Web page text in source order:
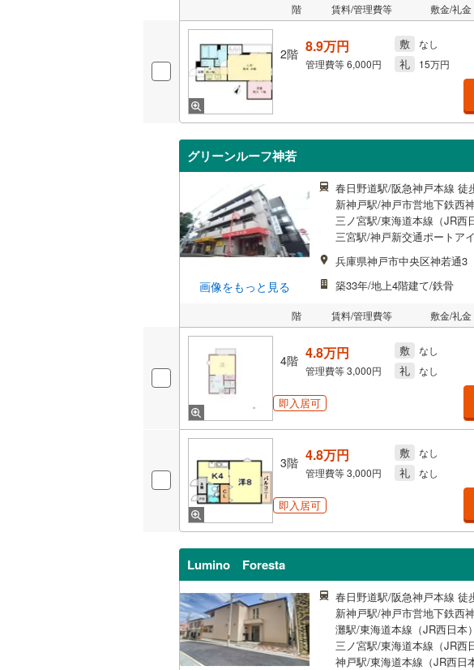
階 賃料/管理費等 敷金/礼金
2階 8.9万円
管理費等6,000円
敷 なし
礼 15万円
グリーンルーフ神若
画像をもっと見る
春日野道駅/阪急神戸本線 徒
新神戸駅/神戸市営地下鉄西
三ノ宮駅/東海道本線（JR西
三宮駅/神戸新交通ポートア
兵庫県神戸市中央区神若通3
築33年/地上4階建て/鉄骨
階 賃料/管理費等 敷金/礼金
4階 4.8万円
管理費等3,000円
敷 なし
礼 なし
即入居可
3階 4.8万円
管理費等3,000円
敷 なし
礼 なし
即入居可
Lumino Foresta
春日野道駅/阪急神戸本線 徒
新神戸駅/神戸市営地下鉄西
灘駅/東海道本線（JR西日本
三ノ宮駅/東海道本線（JR西
神戸駅/東海道本線（JR西日